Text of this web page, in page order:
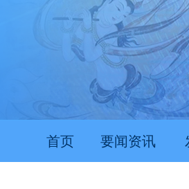
首页 要闻资讯